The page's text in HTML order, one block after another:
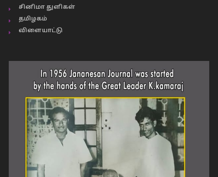
சினிமா துளிகள்
தமிழகம்
விளையாட்டு